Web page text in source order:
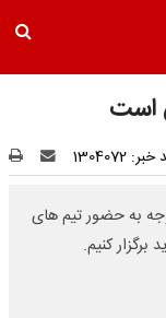
است
1304072
به حضور تیم های
کنیم.